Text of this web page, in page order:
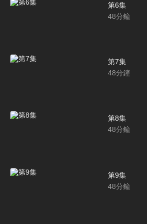
第6集
48分鐘
第7集
48分鐘
第8集
48分鐘
第9集
48分鐘